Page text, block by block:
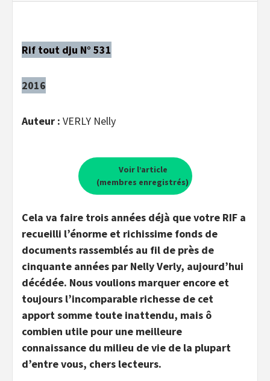
Rif tout dju N° 531
2016
Auteur : VERLY Nelly
Voir l’article
(membres enregistrés)
Cela va faire trois années déjà que votre RIF a
recueilli l’énorme et richissime fonds de
documents rassemblés au fil de près de
cinquante années par Nelly Verly, aujourd’hui
décédée. Nous voulions marquer encore et
toujours l’incomparable richesse de cet
apport somme toute inattendu, mais ô
combien utile pour une meilleure
connaissance du milieu de vie de la plupart
d’entre vous, chers lecteurs.